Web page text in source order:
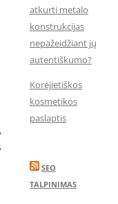
atkurti metalo
konstrukcijas
nepažeidžiant jų
autentiškumo?
Korėjietiškos
kosmetikos
paslaptis
SEO
TALPINIMAS